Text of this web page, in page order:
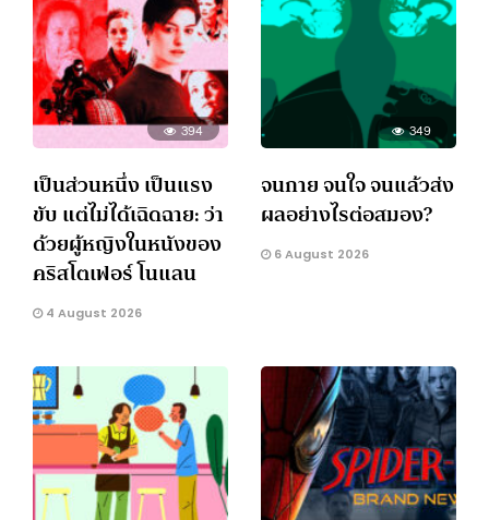
394
เป็นส่วนหนึ่ง เป็นแรง
ขับ แต่ไม่ได้เฉิดฉาย: ว่า
ด้วยผู้หญิงในหนังของ
คริสโตเฟอร์ โนแลน
4 August 2026
349
จนกาย จนใจ จนแล้วส่ง
ผลอย่างไรต่อสมอง?
6 August 2026